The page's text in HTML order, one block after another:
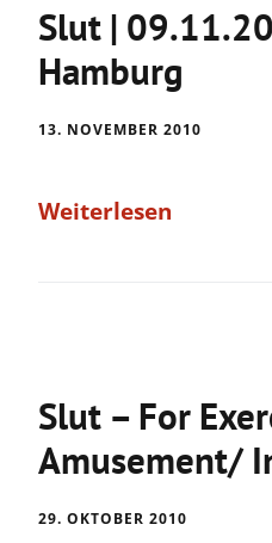
Slut |
Hamburg
13. NOVEMBER 2010
Weiterlesen
Slut – For
Amusement/
29. OKTOBER 2010